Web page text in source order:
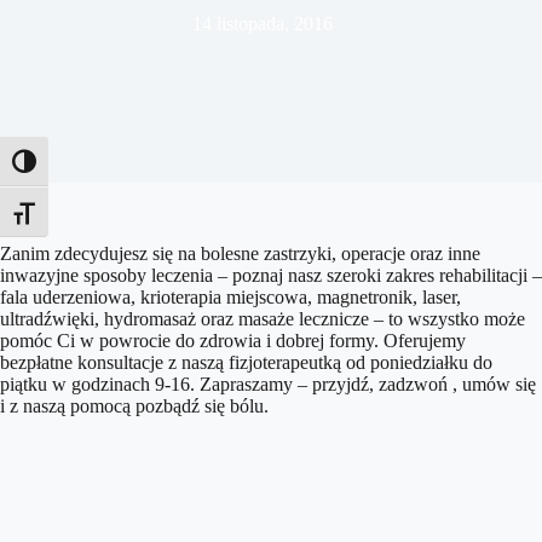
Toggle High Contrast
Toggle Font size
Zanim zdecydujesz się na bolesne zastrzyki, operacje oraz inne
inwazyjne sposoby leczenia – poznaj nasz szeroki zakres rehabilitacji –
fala uderzeniowa, krioterapia miejscowa, magnetronik, laser,
ultradźwięki, hydromasaż oraz masaże lecznicze – to wszystko może
pomóc Ci w powrocie do zdrowia i dobrej formy. Oferujemy
bezpłatne konsultacje z naszą fizjoterapeutką od poniedziałku do
piątku w godzinach 9-16. Zapraszamy – przyjdź, zadzwoń , umów się
i z naszą pomocą pozbądź się bólu.